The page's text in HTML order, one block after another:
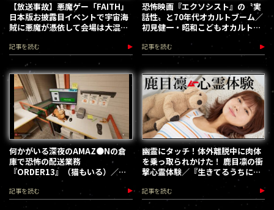
【放送事故】悪魔ゲー「FAITH」
日本版お披露目イベントで宇宙海
賊に悪魔が憑依して会場は大混乱
記事を読む
恐怖映画『エクソシスト』の〝実
話性〟と70年代オカルトブーム／
初見健一・昭和こどもオカルト回
記事を読む
何かがいる深夜のAMAZ●Nの倉
庫で恐怖の配送業務
『ORDER13』（猫もいる）／ム
記事を読む
幽霊にタッチ！体外離脱中に肉体
を乗っ取られかけた！ 鹿目凛の衝
撃心霊体験／『生きてるうちに推
してくれ』コラボインタビュー
記事を読む